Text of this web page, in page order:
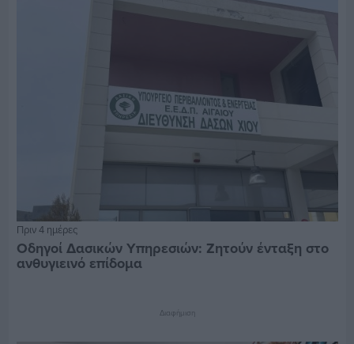
Πριν 4 ημέρες
Οδηγοί Δασικών Υπηρεσιών: Ζητούν ένταξη στο
ανθυγιεινό επίδομα
Διαφήμιση